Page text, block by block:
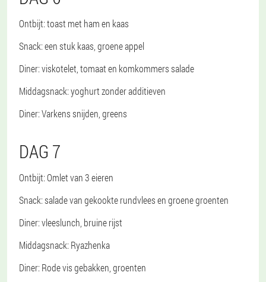
Ontbijt: toast met ham en kaas
Snack: een stuk kaas, groene appel
Diner: viskotelet, tomaat en komkommers salade
Middagsnack: yoghurt zonder additieven
Diner: Varkens snijden, greens
DAG 7
Ontbijt: Omlet van 3 eieren
Snack: salade van gekookte rundvlees en groene groenten
Diner: vleeslunch, bruine rijst
Middagsnack: Ryazhenka
Diner: Rode vis gebakken, groenten